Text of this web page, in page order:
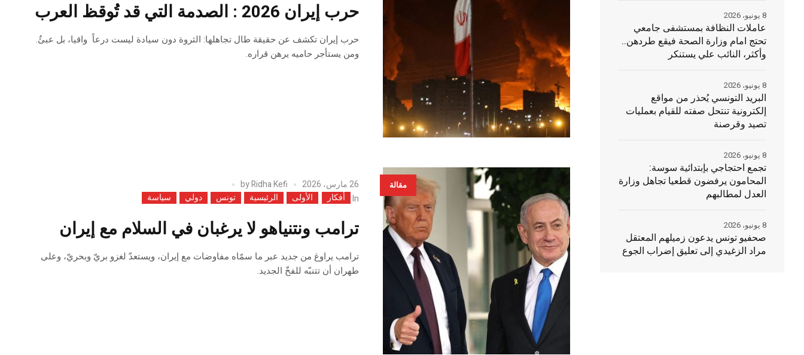
حرب إيران 2026 : الصدمة التي قد تُوقظ العرب
حرب إيران تكشف عن حقيقة طال تجاهلها: الثروة دون سيادة ليست درعاً واقيا، بل عبئٌ.
ومن يستأجر حاميه يرهن قراره.
مقالة 26 مارس، 2026 byRidha Kefi
In
أفكار الأولى الرئيسية تونس دولي سياسة
ترامب ونتنياهو لا يرغبان في السلام مع إيران
ترامب يراوغ من جديد عبر ما سمّاه مفاوضات مع إيران، ويستعدّ لغزو بريّ وبحريّ، وعلى
طهران أن تتنبّه للفخّ الجديد.
عاملات النظافة بمستشفى جامعي
تحتج امام وزارة الصحة فيقع طردهن..
وأكثر، النائب علي يستنكر
8 يونيو، 2026
البريد التونسي يُحذر من مواقع
إلكترونية تنتحل صفته للقيام بعمليات
تصيد وقرصنة
8 يونيو، 2026
تجمع احتجاجي بإبتدائية سوسة:
المحامون يرفضون قطعيا تجاهل وزارة
العدل لمطالبهم
8 يونيو، 2026
صحفيو تونس يدعون زميلهم المعتقل
مراد الزغيدي إلى تعليق إضراب الجوع
8 يونيو، 2026